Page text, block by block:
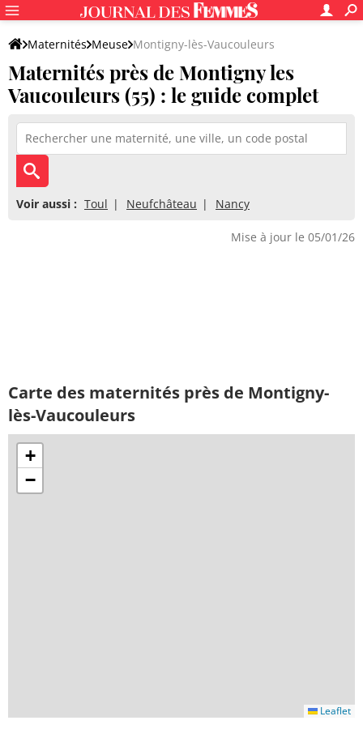
Maternités Meuse Montigny-lès-Vaucouleurs
Maternités près de Montigny les
Vaucouleurs (55) : le guide complet
Voir aussi : Toul Neufchâteau Nancy
Mise à jour le 05/01/26
Carte des maternités près de Montigny-
lès-Vaucouleurs
+
−
Leaflet